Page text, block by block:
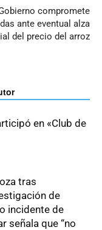
compromete
ante eventual alza
del precio del arroz
en «Club de
tras
de
incidente de
señala que “no